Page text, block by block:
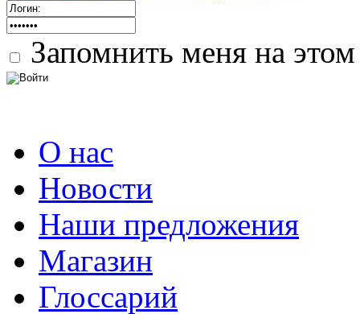
Запомнить меня на
О нас
Новости
Наши предложения
Магазин
Глоссарий